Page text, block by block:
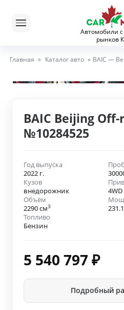
Автомобили с
рынков
Главная » Каталог авто » BAIC —
BAIC Beijing Off-
№10284525
Год выпуска
2022 г.
Кузов
внедорожник
4WD
Объём
2290 см3
Топливо
Бензин
5 540 797 ₽
Подробный